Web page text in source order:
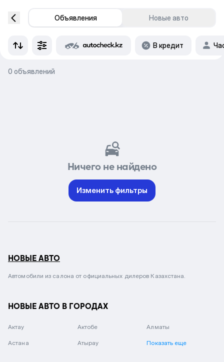
Объявления Новые авто
В кредит
0 объявлений
Ничего не найдено
Изменить фильтры
НОВЫЕ АВТО
Автомобили из салона от официальных дилеров Казахстана.
НОВЫЕ АВТО В ГОРОДАХ
Актау Актобе Алматы
Астана Атырау Показать еще